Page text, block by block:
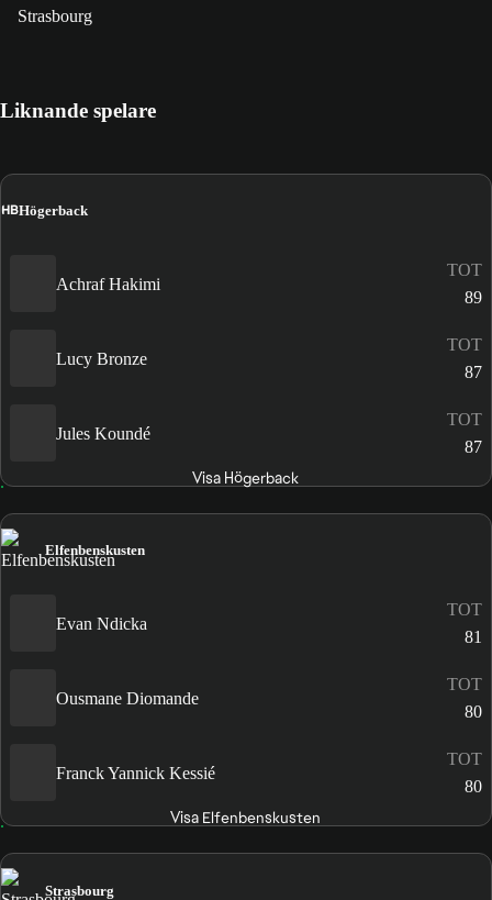
Strasbourg
Liknande spelare
HBHögerback
Achraf Hakimi
TOT
89
Lucy Bronze
TOT
87
Jules Koundé
TOT
87
Visa Högerback
Elfenbenskusten
Evan Ndicka
TOT
81
Ousmane Diomande
TOT
80
Franck Yannick Kessié
TOT
80
Visa Elfenbenskusten
Strasbourg